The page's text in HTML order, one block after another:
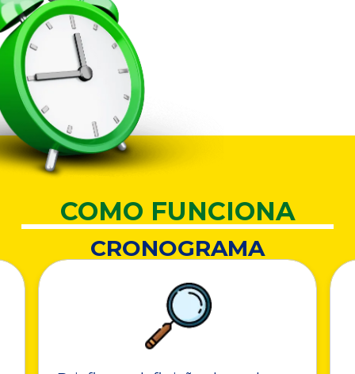
COMO FUNCIONA
CRONOGRAMA